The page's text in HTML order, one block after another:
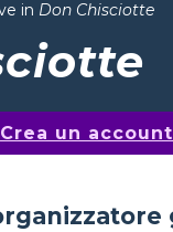
in Don Chisciotte
Crea un